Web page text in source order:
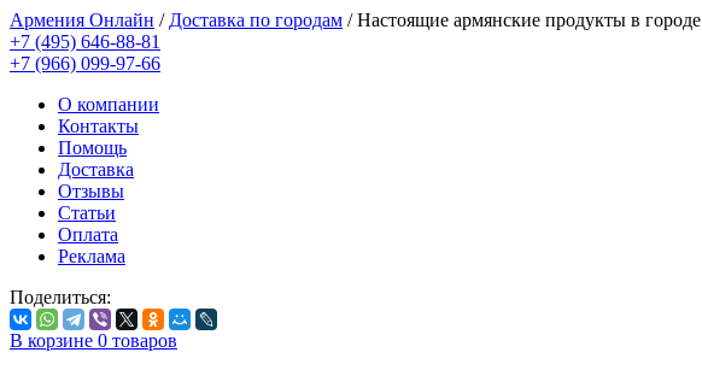
Армения Онлайн / Доставка по городам /Настоящие армянские продукты в
+7 (495) 646-88-81
+7 (966) 099-97-66
О компании
Контакты
Помощь
Доставка
Отзывы
Статьи
Оплата
Реклама
Поделиться:
В корзине 0 товаров